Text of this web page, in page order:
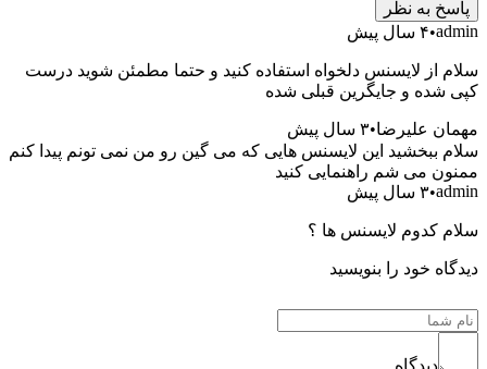
به نظر
۴ سال پیش
لایسنس دلخواه استفاده کنید و حتما مطمئن شوید درست
و جایگرین قبلی شده
علیرضا ۳ سال پیش
این لایسنس هایی که می گین رو من نمی تونم پیدا کنم
می شم راهنمایی کنید
۳ سال پیش
لایسنس ها ؟
خود را بنویسید